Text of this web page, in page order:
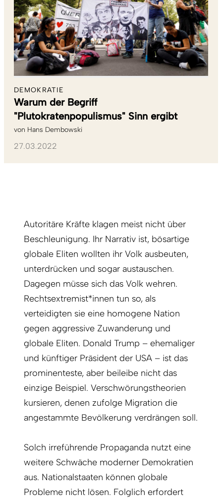
DEMOKRATIE
Warum der Begriff
"Plutokratenpopulismus" Sinn ergibt
von Hans Dembowski
27.03.2022
Autoritäre Kräfte klagen meist nicht über
Beschleunigung. Ihr Narrativ ist, bösartige
globale Eliten wollten ihr Volk ausbeuten,
unterdrücken und sogar austauschen.
Dagegen müsse sich das Volk wehren.
Rechtsextremist*innen tun so, als
verteidigten sie eine homogene Nation
gegen aggressive Zuwanderung und
globale Eliten. Donald Trump – ehemaliger
und künftiger Präsident der USA – ist das
prominenteste, aber beileibe nicht das
einzige Beispiel. Verschwörungstheorien
kursieren, denen zufolge Migration die
angestammte Bevölkerung verdrängen soll.
Solch irreführende Propaganda nutzt eine
weitere Schwäche moderner Demokratien
aus. Nationalstaaten können globale
Probleme nicht lösen. Folglich erfordert